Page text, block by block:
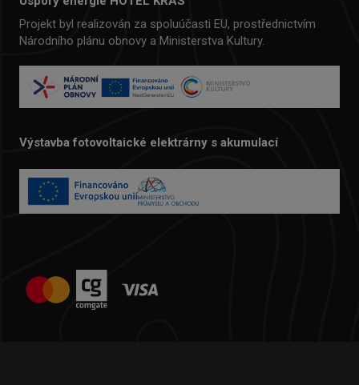
Projekt byl realizován za spoluúčasti EU, prostřednictvím
Národního plánu obnovy a Ministerstva Kultury.
Výstavba fotovoltaické elektrárny s akumulací